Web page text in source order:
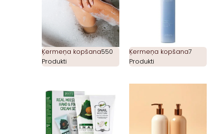
Ķermeņa kopšana550
Produkti
Ķermeņa kopšana7
Produkti